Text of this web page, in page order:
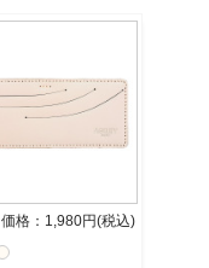
価格：1,980円(税込)